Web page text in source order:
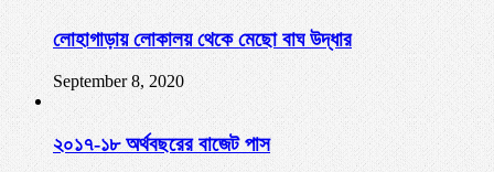
লোহাগাড়ায় লোকালয় থেকে মেছো বাঘ উদ্ধার
September 8, 2020
২০১৭-১৮ অর্থবছরের বাজেট পাস